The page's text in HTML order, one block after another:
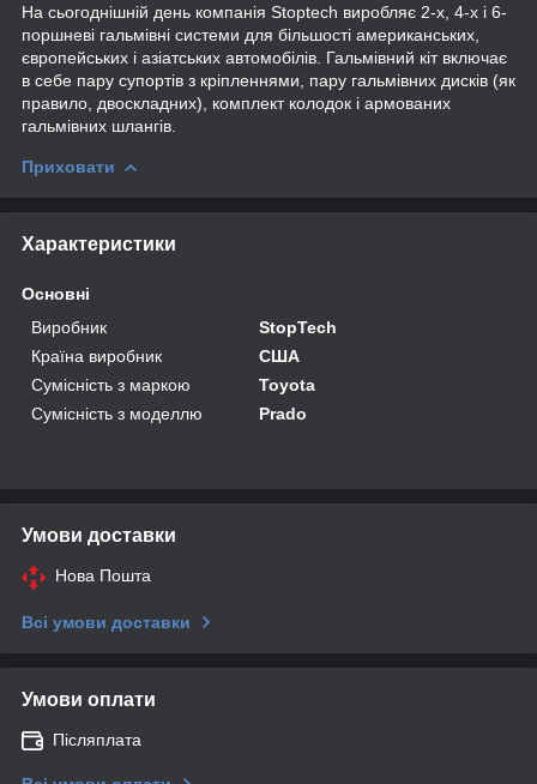
На сьогоднішній день компанія Stoptech виробляє 2-х, 4-х і 6-
поршневі гальмівні системи для більшості американських,
європейських і азіатських автомобілів. Гальмівний кіт включає
в себе пару супортів з кріпленнями, пару гальмівних дисків (як
правило, двоскладних), комплект колодок і армованих
гальмівних шлангів.
Приховати
Характеристики
Основні
Виробник
StopTech
Країна виробник
США
Сумісність з маркою
Toyota
Сумісність з моделлю
Prado
Умови доставки
Нова Пошта
Всі умови доставки
Умови оплати
Післяплата